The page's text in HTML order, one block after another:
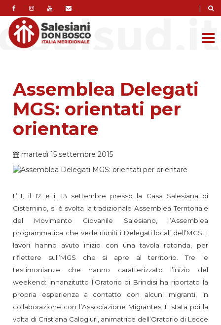
|
Assemblea Delegati
MGS: orientati per
orientare
martedì 15 settembre 2015
L’11, il 12 e il 13 settembre presso la Casa Salesiana di
Cisternino, si è svolta la tradizionale Assemblea Territoriale
del Movimento Giovanile Salesiano, l’Assemblea
programmatica che vede riuniti i Delegati locali dell’MGS. I
lavori hanno avuto inizio con una tavola rotonda, per
riflettere sull’MGS che si apre al territorio. Tre le
testimonianze che hanno caratterizzato l’inizio del
weekend: innanzitutto l’Oratorio di Brindisi ha riportato la
propria esperienza a contatto con alcuni migranti, in
collaborazione con l’Associazione Migrantes. È stata poi la
volta di Cristiana Calogiuri, animatrice dell’Oratorio di Lecce